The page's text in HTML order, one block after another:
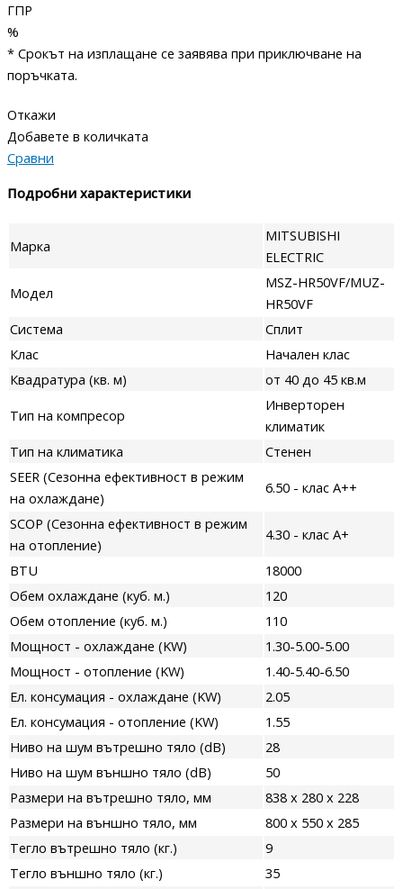
ГПР
%
* Срокът на изплащане се заявява при приключване на
поръчката.
Откажи
Добавете в количката
Сравни
Подробни характеристики
Марка
MITSUBISHI
ELECTRIC
Модел
MSZ-HR50VF/MUZ-
HR50VF
Система
Сплит
Клас
Начален клас
Квадратура (кв. м)
от 40 до 45 кв.м
Тип на компресор
Инверторен
климатик
Тип на климатика
Стенен
SEER (Сезонна ефективност в режим
на охлаждане)
6.50 - клас A++
SCOP (Сезонна ефективност в режим
на отопление)
4.30 - клас A+
BTU
18000
Обем охлаждане (куб. м.)
120
Обем отопление (куб. м.)
110
Мощност - охлаждане (KW)
1.30-5.00-5.00
Мощност - отопление (KW)
1.40-5.40-6.50
Ел. консумация - охлаждане (KW)
2.05
Ел. консумация - отопление (KW)
1.55
Ниво на шум вътрешно тяло (dB)
28
Ниво на шум външно тяло (dB)
50
Размери на вътрешно тяло, мм
838 х 280 x 228
Размери на външно тяло, мм
800 х 550 x 285
Тегло вътрешно тяло (кг.)
9
Тегло външно тяло (кг.)
35